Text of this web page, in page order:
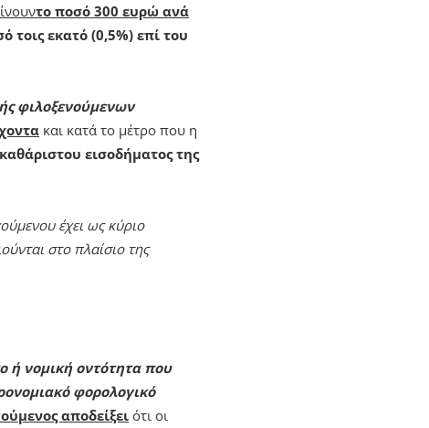
το ποσό 300 ευρώ ανά
τοις εκατό (0,5%) επί του
φιλοξενούμενων
και κατά το μέτρο που η
εισοδήματος της
έχει ως κύριο
στο πλαίσιο της
ή νομική οντότητα που
φορολογικό
αποδείξει ότι οι